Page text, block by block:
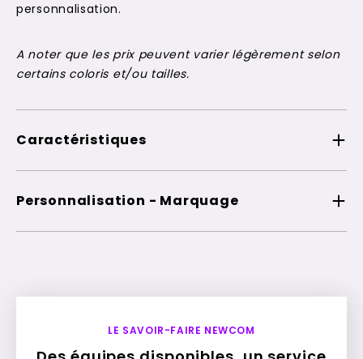
personnalisation.
A noter que les prix peuvent varier légèrement selon
certains coloris et/ou tailles.
Caractéristiques
Personnalisation - Marquage
LE SAVOIR-FAIRE NEWCOM